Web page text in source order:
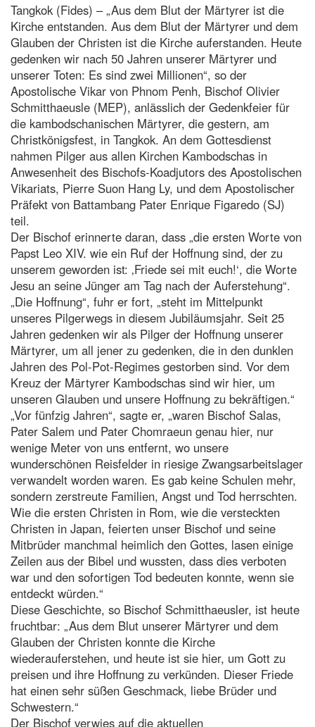
Tangkok (Fides) – „Aus dem Blut der Märtyrer ist die
Kirche entstanden. Aus dem Blut der Märtyrer und dem
Glauben der Christen ist die Kirche auferstanden. Heute
gedenken wir nach 50 Jahren unserer Märtyrer und
unserer Toten: Es sind zwei Millionen“, so der
Apostolische Vikar von Phnom Penh, Bischof Olivier
Schmitthaeusle (MEP), anlässlich der Gedenkfeier für
die kambodschanischen Märtyrer, die gestern, am
Christkönigsfest, in Tangkok. An dem Gottesdienst
nahmen Pilger aus allen Kirchen Kambodschas in
Anwesenheit des Bischofs-Koadjutors des Apostolischen
Vikariats, Pierre Suon Hang Ly, und dem Apostolischer
Präfekt von Battambang Pater Enrique Figaredo (SJ)
teil.
Der Bischof erinnerte daran, dass „die ersten Worte von
Papst Leo XIV. wie ein Ruf der Hoffnung sind, der zu
unserem geworden ist: ‚Friede sei mit euch!‘, die Worte
Jesu an seine Jünger am Tag nach der Auferstehung“.
„Die Hoffnung“, fuhr er fort, „steht im Mittelpunkt
unseres Pilgerwegs in diesem Jubiläumsjahr. Seit 25
Jahren gedenken wir als Pilger der Hoffnung unserer
Märtyrer, um all jener zu gedenken, die in den dunklen
Jahren des Pol-Pot-Regimes gestorben sind. Vor dem
Kreuz der Märtyrer Kambodschas sind wir hier, um
unseren Glauben und unsere Hoffnung zu bekräftigen.“
„Vor fünfzig Jahren“, sagte er, „waren Bischof Salas,
Pater Salem und Pater Chomraeun genau hier, nur
wenige Meter von uns entfernt, wo unsere
wunderschönen Reisfelder in riesige Zwangsarbeitslager
verwandelt worden waren. Es gab keine Schulen mehr,
sondern zerstreute Familien, Angst und Tod herrschten.
Wie die ersten Christen in Rom, wie die versteckten
Christen in Japan, feierten unser Bischof und seine
Mitbrüder manchmal heimlich den Gottes, lasen einige
Zeilen aus der Bibel und wussten, dass dies verboten
war und den sofortigen Tod bedeuten konnte, wenn sie
entdeckt würden.“
Diese Geschichte, so Bischof Schmitthaeusler, ist heute
fruchtbar: „Aus dem Blut unserer Märtyrer und dem
Glauben der Christen konnte die Kirche
wiederauferstehen, und heute ist sie hier, um Gott zu
preisen und ihre Hoffnung zu verkünden. Dieser Friede
hat einen sehr süßen Geschmack, liebe Brüder und
Schwestern.“
Der Bischof verwies auf die aktuellen